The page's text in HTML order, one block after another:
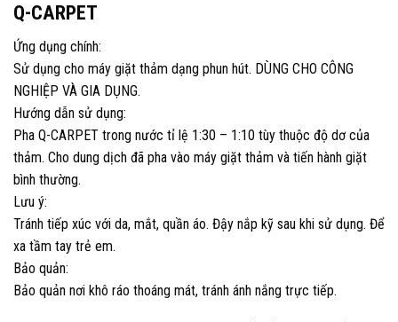
Q-CARPET
Ứng dụng chính:
Sử dụng cho máy giặt thảm dạng phun hút. DÙNG CHO CÔNG
NGHIỆP VÀ GIA DỤNG.
Hướng dẫn sử dụng:
Pha Q-CARPET trong nước tỉ lệ 1:30 – 1:10 tùy thuộc độ dơ của
thảm. Cho dung dịch đã pha vào máy giặt thảm và tiến hành giặt
bình thường.
Lưu ý:
Tránh tiếp xúc với da, mắt, quần áo. Đậy nắp kỹ sau khi sử dụng. Để
xa tầm tay trẻ em.
Bảo quản:
Bảo quản nơi khô ráo thoáng mát, tránh ánh nắng trực tiếp.